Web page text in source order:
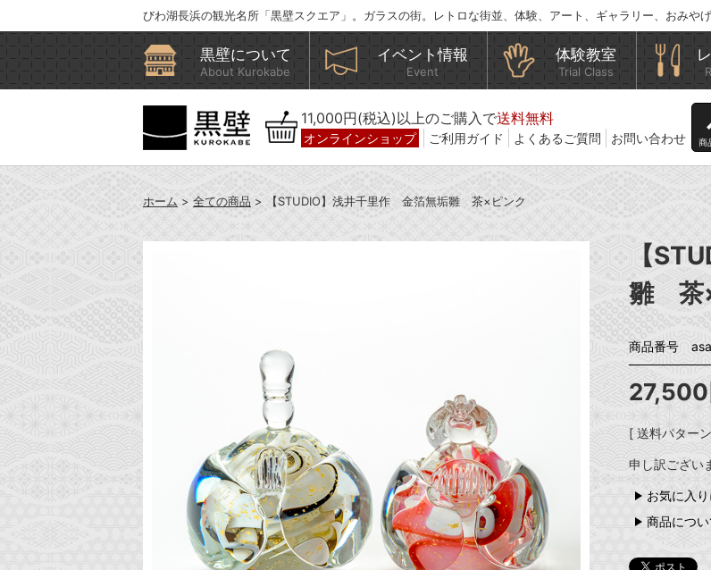
びわ湖長浜の観光名所「黒壁スクエア」。ガラスの街。レトロな街並、体験、アート、ギャラリー、おみや
黒壁について
About Kurokabe
イベント情報
Event
体験教室
Trial Class
11,000円(税込)以上のご購入で送料無料
オンラインショップ ご利用ガイド よくあるご質問 お問い合わせ 商
ホーム > 全ての商品 > 【STUDIO】浅井千里作 金箔無垢雛 茶×ピンク
【
雛 茶
商品番号
27,500
[ 送料パター
申し訳ござい
お気に入
商品につ